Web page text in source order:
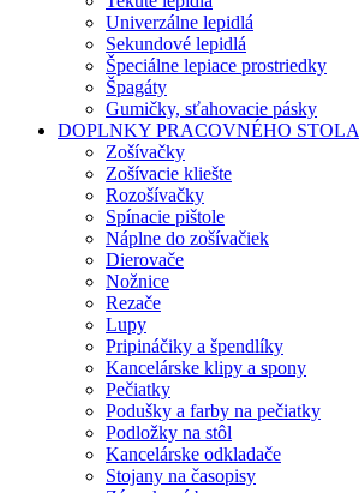
Univerzálne lepidlá
Sekundové lepidlá
Špeciálne lepiace prostriedky
Špagáty
Gumičky, sťahovacie pásky
DOPLNKY PRACOVNÉHO STOLA
Zošívačky
Zošívacie kliešte
Rozošívačky
Spínacie pištole
Náplne do zošívačiek
Dierovače
Nožnice
Rezače
Lupy
Pripináčiky a špendlíky
Kancelárske klipy a spony
Pečiatky
Podušky a farby na pečiatky
Podložky na stôl
Kancelárske odkladače
Stojany na časopisy